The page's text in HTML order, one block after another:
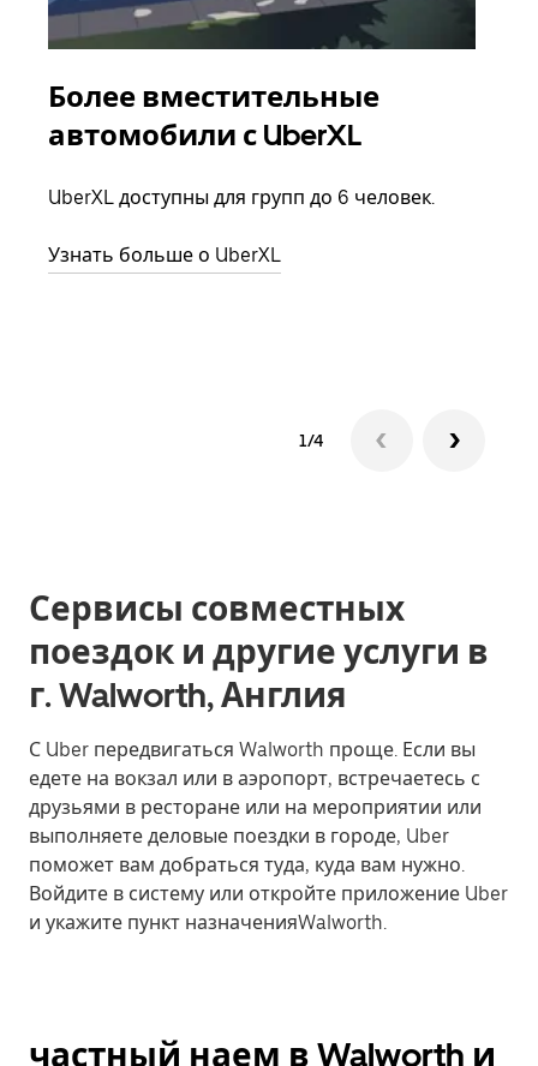
Более вместительные
автомобили с UberXL
UberXL доступны для групп до 6 человек.
Узнать больше о UberXL
1/4
Сервисы совместных
поездок и другие услуги в
г. Walworth, Англия
С Uber передвигаться Walworth проще. Если вы
едете на вокзал или в аэропорт, встречаетесь с
друзьями в ресторане или на мероприятии или
выполняете деловые поездки в городе, Uber
поможет вам добраться туда, куда вам нужно.
Войдите в систему или откройте приложение Uber
и укажите пункт назначенияWalworth.
частный наем в Walworth и